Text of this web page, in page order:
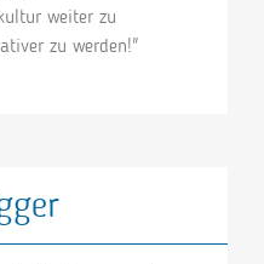
weiter zu
zu werden!"